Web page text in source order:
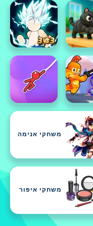
משחקי אנימה
משחקי איפור